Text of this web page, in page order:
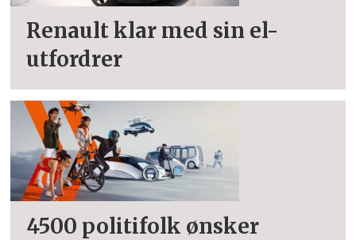
Renault klar med sin el-
utfordrer
4500 politifolk ønsker